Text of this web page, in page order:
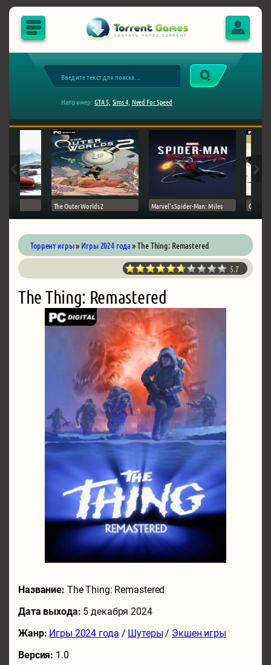
Например: GTA 5, Sims 4, Need For Speed
The Outer Worlds 2 Marvel's Spider-Man: Miles Ghost
Торрент игры» Игры 2024 года» The Thing: Remastered
5.7
The Thing: Remastered
Название: The Thing: Remastered
Дата выхода: 5 декабря 2024
Жанр: Игры 2024 года / Шутеры / Экшен игры
Версия: 1.0